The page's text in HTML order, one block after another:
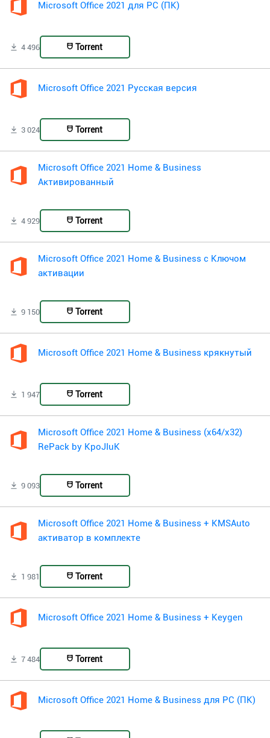
Microsoft Office 2021 для PC (ПК)
4 496 Torrent
Microsoft Office 2021 Русская версия
3 024 Torrent
Microsoft Office 2021 Home & Business
Активированный
4 929 Torrent
Microsoft Office 2021 Home & Business с Ключом
активации
9 150 Torrent
Microsoft Office 2021 Home & Business крякнутый
1 947 Torrent
Microsoft Office 2021 Home & Business (x64/x32)
RePack by KpoJIuK
9 093 Torrent
Microsoft Office 2021 Home & Business + KMSAuto
активатор в комплекте
1 981 Torrent
Microsoft Office 2021 Home & Business + Keygen
7 484 Torrent
Microsoft Office 2021 Home & Business для PC (ПК)